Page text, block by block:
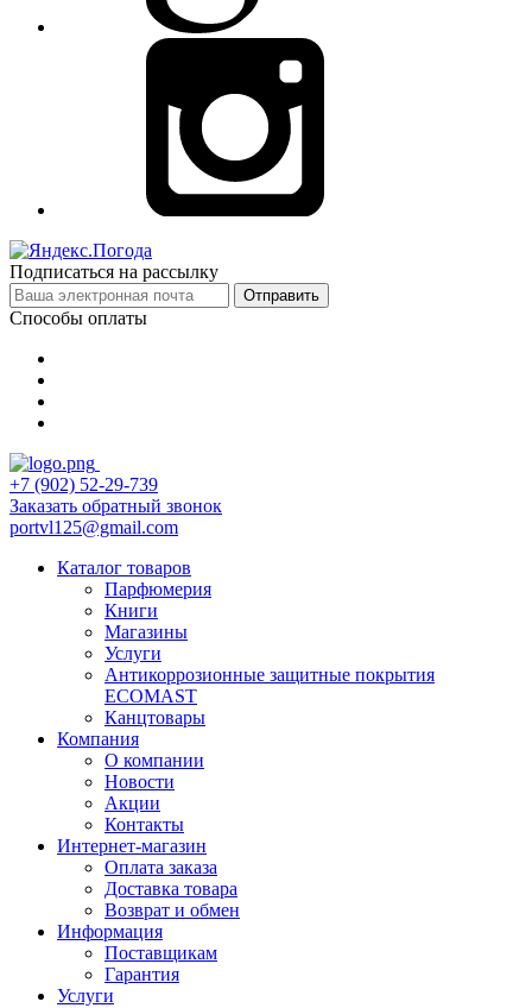
Подписаться на рассылку
Отправить
Способы оплаты
+7 (902) 52-29-739
Заказать обратный звонок
portvl125@gmail.com
Каталог товаров
Парфюмерия
Книги
Магазины
Услуги
Антикоррозионные защитные покрытия
ECOMAST
Канцтовары
Компания
О компании
Новости
Акции
Контакты
Интернет-магазин
Оплата заказа
Доставка товара
Возврат и обмен
Информация
Поставщикам
Гарантия
Услуги